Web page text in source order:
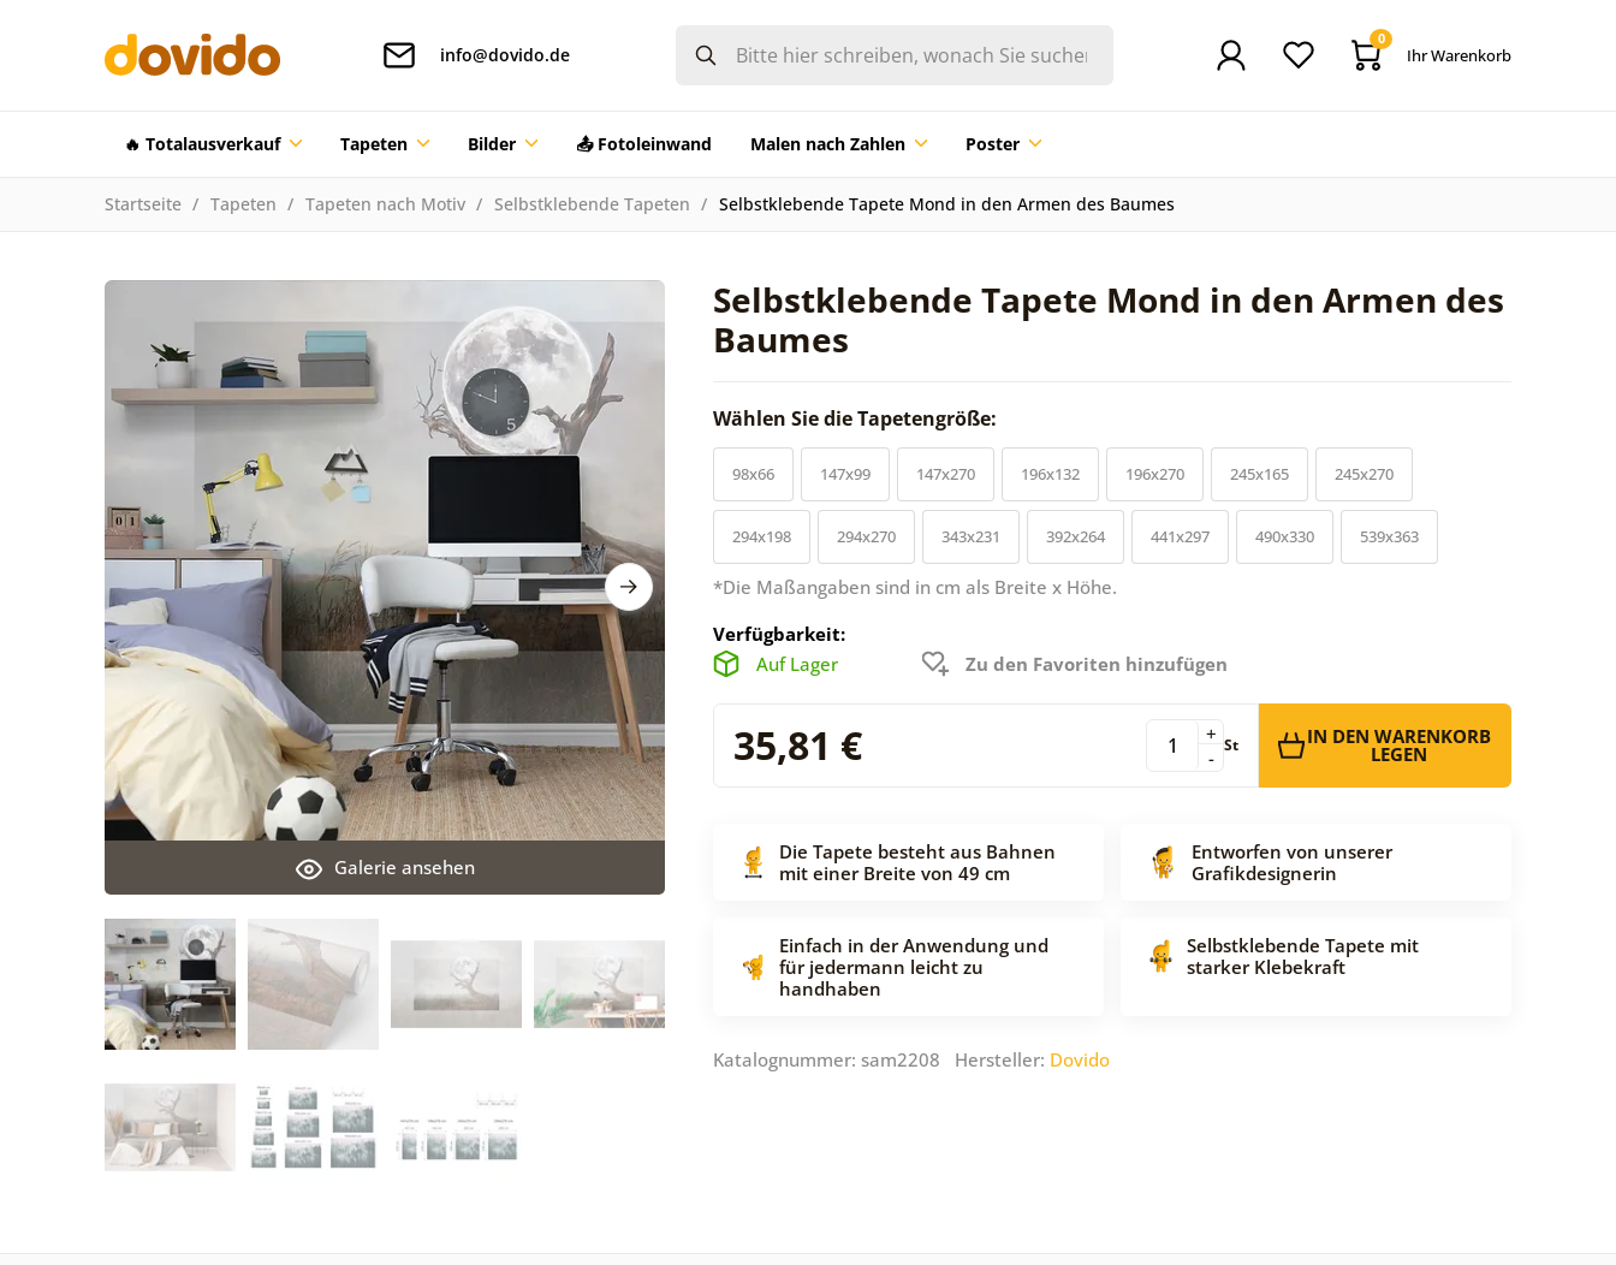
info@dovido.de
0
Ihr Warenkorb
🔥 Totalausverkauf Tapeten Bilder 📤 Fotoleinwand Malen nach Zahlen Poster
Startseite Tapeten Tapeten nach Motiv Selbstklebende Tapeten Selbstklebende Tapete Mond in den Armen des Baumes
Selbstklebende Tapete Mond in den Armen des
Baumes
Galerie ansehen
Wählen Sie die Tapetengröße:
98x66 147x99 147x270 196x132 196x270 245x165 245x270
294x198 294x270 343x231 392x264 441x297 490x330 539x363
*Die Maßangaben sind in cm als Breite x Höhe.
Verfügbarkeit:
Auf Lager
Zu den Favoriten hinzufügen
35,81 € -
+ St IN DEN WARENKORB
LEGEN
Die Tapete besteht aus Bahnen
mit einer Breite von 49 cm
Entworfen von unserer
Grafikdesignerin
Einfach in der Anwendung und
für jedermann leicht zu
handhaben
Selbstklebende Tapete mit
starker Klebekraft
Katalognummer: sam2208 Hersteller: Dovido